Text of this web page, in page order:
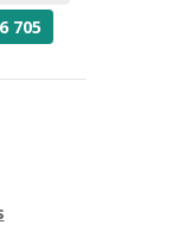
705